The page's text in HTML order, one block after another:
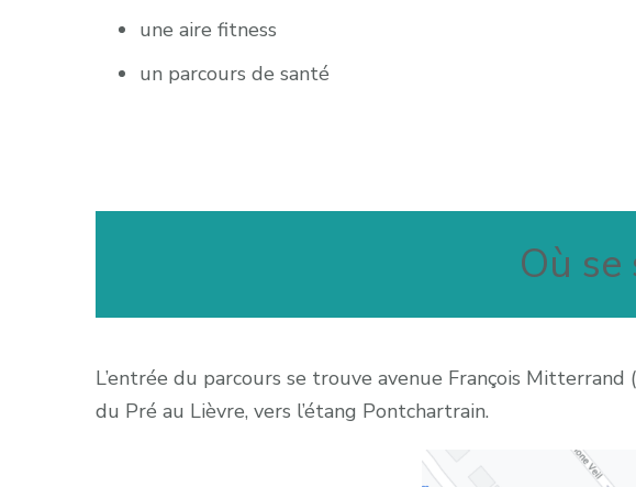
une aire fitness
un parcours de santé
Où
L’entrée du parcours se trouve avenue François
du Pré au Lièvre, vers l’étang Pontchartrain.